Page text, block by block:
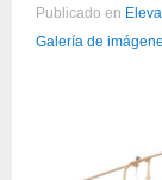
Publicado en
Galería de